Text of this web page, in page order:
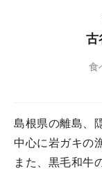
古
食
島根県の離島、
中心に岩ガキの
また、黒毛和牛